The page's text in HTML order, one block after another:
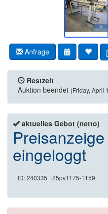
Anfrage
Restzeit
Auktion beendet (Friday, April
aktuelles Gebot (netto)
eingeloggt
ID: 240335 | 25pv1175-1159